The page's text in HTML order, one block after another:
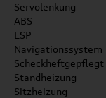
Servolenkung
ABS
ESP
Navigationssystem
Scheckheftgepflegt
Standheizung
Sitzheizung